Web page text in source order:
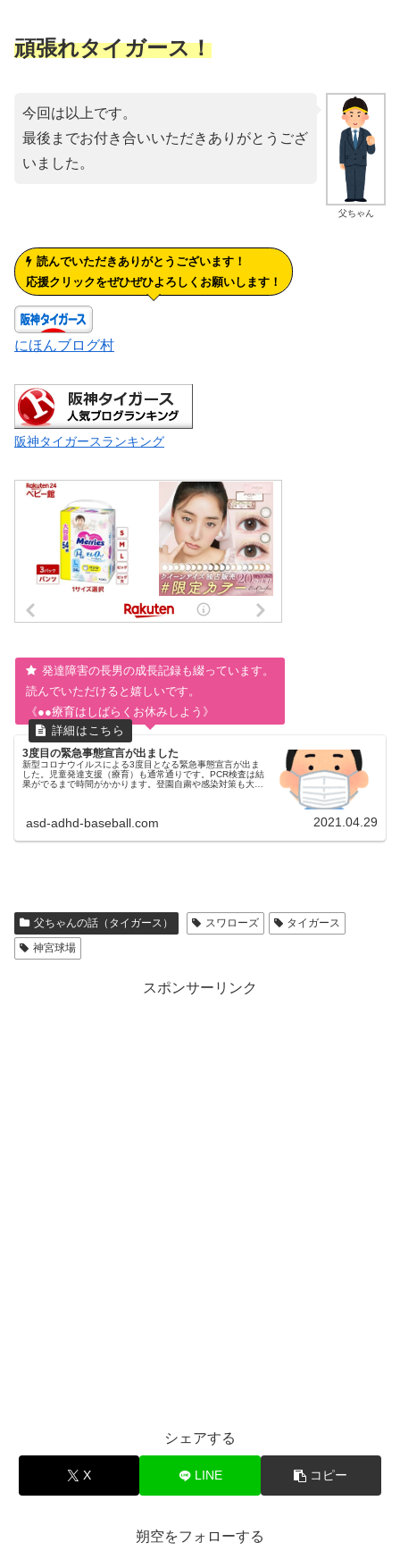
頑張れタイガース！
父ちゃん
今回は以上です。
最後までお付き合いいただきありがとうござ
いました。
読んでいただきありがとうございます！
応援クリックをぜひぜひよろしくお願いします！
にほんブログ村
阪神タイガースランキング
発達障害の長男の成長記録も綴っています。
読んでいただけると嬉しいです。
《●●療育はしばらくお休みしよう》
3度目の緊急事態宣言が出ました
新型コロナウイルスによる3度目となる緊急事態宣言が出ま
した。児童発達支援（療育）も通常通りです。PCR検査は結
果がでるまで時間がかかります。登園自粛や感染対策も大変
asd-adhd-baseball.com 2021.04.29
父ちゃんの話（タイガース） スワローズ
タイガース
神宮球場
スポンサーリンク
シェアする
X LINE コピー
朔空をフォローする